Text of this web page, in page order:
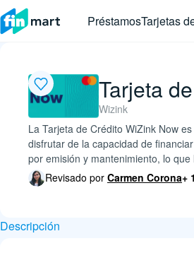
PréstamosTarjetas
Tarjeta
Wizink
La Tarjeta de Crédito WiZink Now
disfrutar de la capacidad de
por emisión y mantenimiento, lo
Revisado por Carmen Corona+
Descripción